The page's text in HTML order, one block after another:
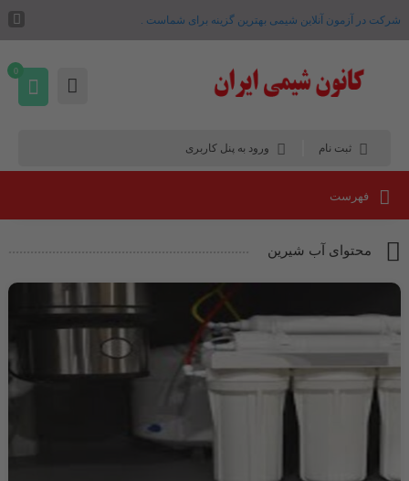
شرکت در آزمون آنلاین شیمی بهترین گزینه برای شماست .
ثبت نام ورود به پنل کاربری
0
فهرست
محتوای آب شیرین